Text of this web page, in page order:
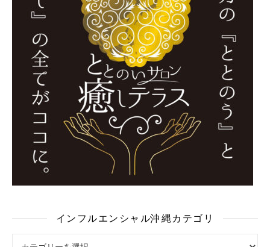
インフルエンシャル沖縄カテゴリ